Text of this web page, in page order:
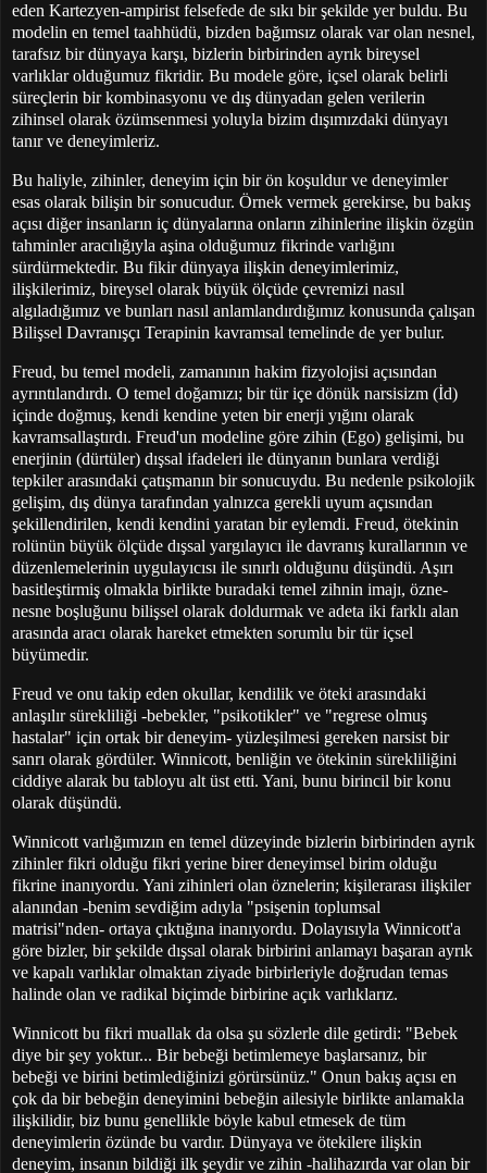
eden Kartezyen-ampirist felsefede de sıkı bir şekilde yer buldu. Bu
modelin en temel taahhüdü, bizden bağımsız olarak var olan nesnel,
tarafsız bir dünyaya karşı, bizlerin birbirinden ayrık bireysel
varlıklar olduğumuz fikridir. Bu modele göre, içsel olarak belirli
süreçlerin bir kombinasyonu ve dış dünyadan gelen verilerin
zihinsel olarak özümsenmesi yoluyla bizim dışımızdaki dünyayı
tanır ve deneyimleriz.
Bu haliyle, zihinler, deneyim için bir ön koşuldur ve deneyimler
esas olarak bilişin bir sonucudur. Örnek vermek gerekirse, bu bakış
açısı diğer insanların iç dünyalarına onların zihinlerine ilişkin özgün
tahminler aracılığıyla aşina olduğumuz fikrinde varlığını
sürdürmektedir. Bu fikir dünyaya ilişkin deneyimlerimiz,
ilişkilerimiz, bireysel olarak büyük ölçüde çevremizi nasıl
algıladığımız ve bunları nasıl anlamlandırdığımız konusunda çalışan
Bilişsel Davranışçı Terapinin kavramsal temelinde de yer bulur.
Freud, bu temel modeli, zamanının hakim fizyolojisi açısından
ayrıntılandırdı. O temel doğamızı; bir tür içe dönük narsisizm (İd)
içinde doğmuş, kendi kendine yeten bir enerji yığını olarak
kavramsallaştırdı. Freud'un modeline göre zihin (Ego) gelişimi, bu
enerjinin (dürtüler) dışsal ifadeleri ile dünyanın bunlara verdiği
tepkiler arasındaki çatışmanın bir sonucuydu. Bu nedenle psikolojik
gelişim, dış dünya tarafından yalnızca gerekli uyum açısından
şekillendirilen, kendi kendini yaratan bir eylemdi. Freud, ötekinin
rolünün büyük ölçüde dışsal yargılayıcı ile davranış kurallarının ve
düzenlemelerinin uygulayıcısı ile sınırlı olduğunu düşündü. Aşırı
basitleştirmiş olmakla birlikte buradaki temel zihnin imajı, özne-
nesne boşluğunu bilişsel olarak doldurmak ve adeta iki farklı alan
arasında aracı olarak hareket etmekten sorumlu bir tür içsel
büyümedir.
Freud ve onu takip eden okullar, kendilik ve öteki arasındaki
anlaşılır sürekliliği -bebekler, "psikotikler" ve "regrese olmuş
hastalar" için ortak bir deneyim- yüzleşilmesi gereken narsist bir
sanrı olarak gördüler. Winnicott, benliğin ve ötekinin sürekliliğini
ciddiye alarak bu tabloyu alt üst etti. Yani, bunu birincil bir konu
olarak düşündü.
Winnicott varlığımızın en temel düzeyinde bizlerin birbirinden ayrık
zihinler fikri olduğu fikri yerine birer deneyimsel birim olduğu
fikrine inanıyordu. Yani zihinleri olan öznelerin; kişilerarası ilişkiler
alanından -benim sevdiğim adıyla "psişenin toplumsal
matrisi"nden- ortaya çıktığına inanıyordu. Dolayısıyla Winnicott'a
göre bizler, bir şekilde dışsal olarak birbirini anlamayı başaran ayrık
ve kapalı varlıklar olmaktan ziyade birbirleriyle doğrudan temas
halinde olan ve radikal biçimde birbirine açık varlıklarız.
Winnicott bu fikri muallak da olsa şu sözlerle dile getirdi: "Bebek
diye bir şey yoktur... Bir bebeği betimlemeye başlarsanız, bir
bebeği ve birini betimlediğinizi görürsünüz." Onun bakış açısı en
çok da bir bebeğin deneyimini bebeğin ailesiyle birlikte anlamakla
ilişkilidir, biz bunu genellikle böyle kabul etmesek de tüm
deneyimlerin özünde bu vardır. Dünyaya ve ötekilere ilişkin
deneyim, insanın bildiği ilk şeydir ve zihin -halihazırda var olan bir